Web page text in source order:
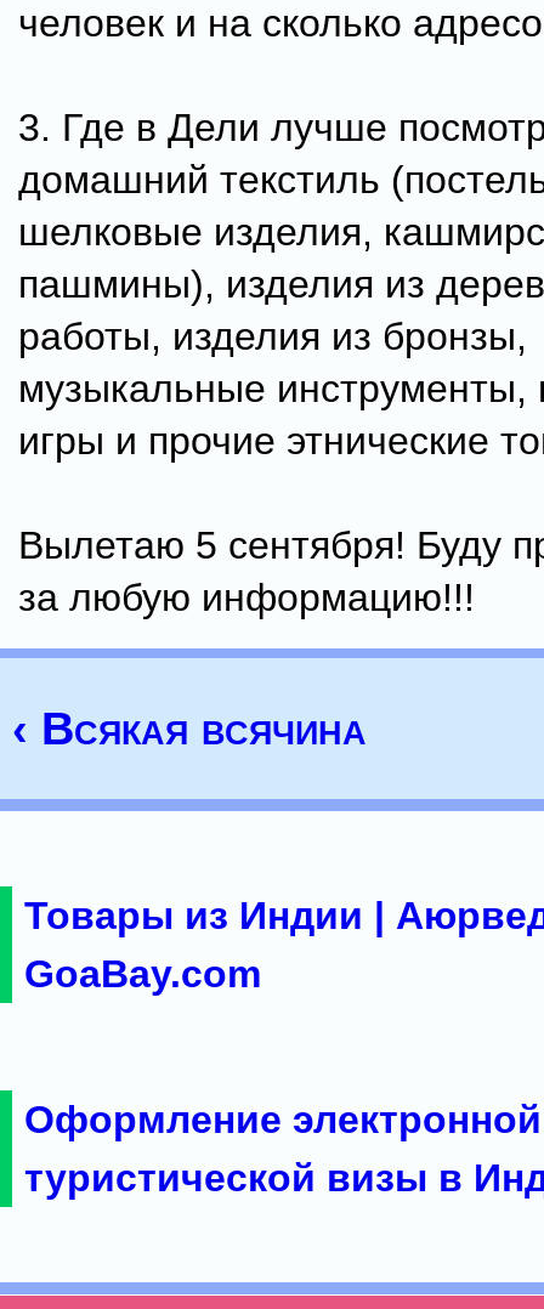
человек и на сколько
3. Где в Дели лучше
домашний текстиль
шелковые изделия,
пашмины), изделия из
работы, изделия из бронзы,
музыкальные инструменты,
игры и прочие этнические
Вылетаю 5 сентября! Буду
за любую информацию!!!
‹ Всякая всячина
Товары из Индии |
GoaBay.com
Оформление электронной
туристической визы в